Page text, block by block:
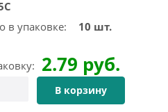
в упаковке:
10 шт.
2.79 руб.
В корзину